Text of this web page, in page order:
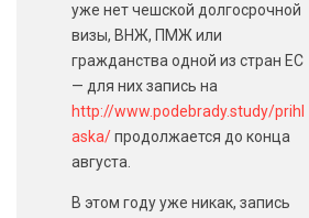
уже нет чешской долгосрочной
визы, ВНЖ, ПМЖ или
гражданства одной из стран ЕС
— для них запись на
http://www.podebrady.study/prihl
aska/продолжается до конца
августа.
В этом году уже никак, запись